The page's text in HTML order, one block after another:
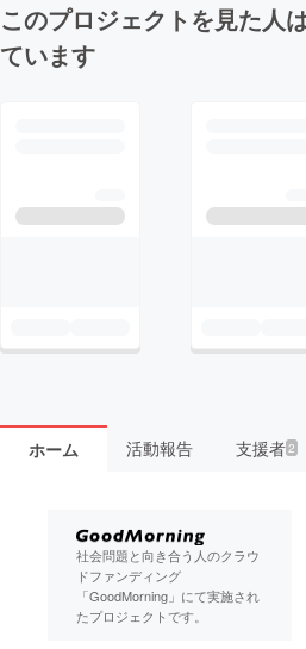
このプロジェクトを見た人
ています
ホーム 活動報告 支援者2
社会問題と向き合う人のクラウ
ドファンディング
「GoodMorning」にて実施され
たプロジェクトです。